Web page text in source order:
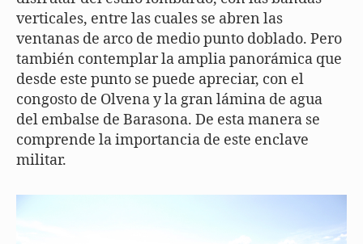
verticales, entre las cuales se abren las
ventanas de arco de medio punto doblado. Pero
también contemplar la amplia panorámica que
desde este punto se puede apreciar, con el
congosto de Olvena y la gran lámina de agua
del embalse de Barasona. De esta manera se
comprende la importancia de este enclave
militar.